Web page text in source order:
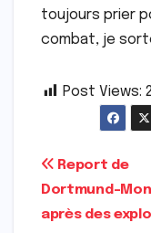
toujours prier
combat, je
Post Views:
de
Report de
Dortmund-
après des